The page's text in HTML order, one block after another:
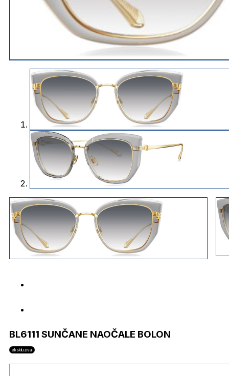
BL6111 SUNČANE NAOČALE BOLON
ekskluziva